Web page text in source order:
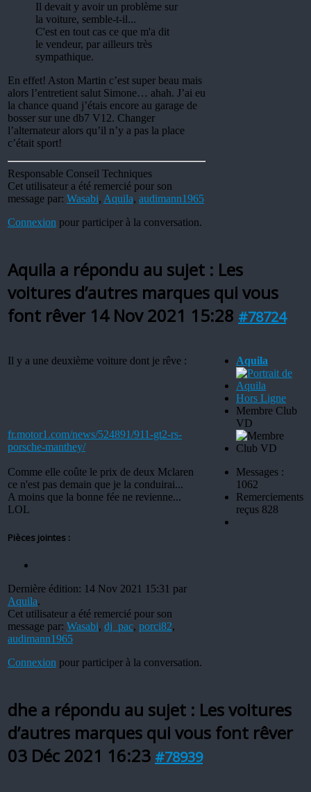
Il devait y avoir un problème sur
la voiture, semble-t-il...
C'est en tout cas ce que m'a dit
le vendeur, par ailleurs très
sympathique.
En effet! Aston Martin c’est super beau mais
alors l’entretient salut Simone… ahah. J’ai eu
la chance quand j’étais encore au garage de
bosser sur une db7 V12. Changer
l’alternateur alors qu’il n’y a pas la place
c’était sport!
Responsable Conseil Techniques
Cet utilisateur a été remercié pour son
message par: Wasabi, Aquila, audimann1965
Connexion pour participer à la conversation.
Aquila a répondu au sujet : Les
voitures d’autres marques qui vous
font rêver 14 Nov 2021 15:28 #78724
Il y a une deuxième voiture dont je rêve :
fr.motor1.com/news/524891/911-gt2-rs-
porsche-manthey/
Comme elle coûte le prix de deux Mclaren
ce n'est pas demain que je la conduirai...
A moins que la bonne fée ne revienne...
LOL
Pièces jointes :
Dernière édition: 14 Nov 2021 15:31 par
Aquila.
Cet utilisateur a été remercié pour son
message par: Wasabi, dj_pac, porci82,
audimann1965
Connexion pour participer à la conversation.
Aquila
Hors Ligne
Membre Club
VD
Messages :
1062
Remerciements
reçus 828
dhe a répondu au sujet : Les voitures
d’autres marques qui vous font rêver
03 Déc 2021 16:23 #78939